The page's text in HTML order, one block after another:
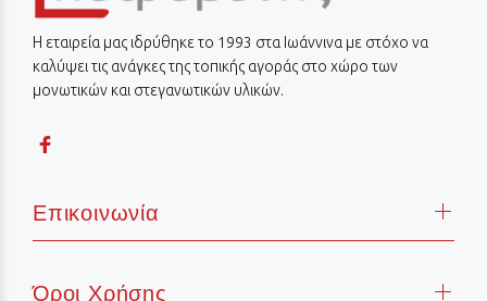
Η εταιρεία μας ιδρύθηκε το 1993 στα Ιωάννινα με στόχο να
καλύψει τις ανάγκες της τοπικής αγοράς στο χώρο των
μονωτικών και στεγανωτικών υλικών.
Επικοινωνία
Όροι Χρήσης